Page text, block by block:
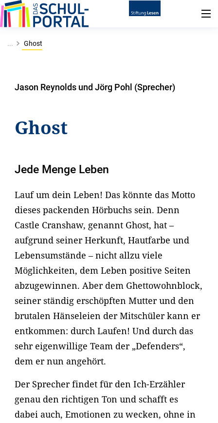
... Ghost
Jason Reynolds und Jörg Pohl (Sprecher)
Ghost
Jede Menge Leben
Lauf um dein Leben! Das könnte das Motto
dieses packenden Hörbuchs sein. Denn
Castle Cranshaw, genannt Ghost, hat –
aufgrund seiner Herkunft, Hautfarbe und
Lebensumstände – nicht allzu viele
Möglichkeiten, dem Leben positive Seiten
abzugewinnen. Aber dem Ghettowohnblock,
seiner ständig erschöpften Mutter und den
brutalen Hänseleien der Mitschüler kann er
entkommen: durch Laufen! Und durch das
sehr eigenwillige Team der „Defenders“,
dem er nun angehört.
Der Sprecher findet für den Ich-Erzähler
genau den richtigen Ton und schafft es
dabei auch, Emotionen zu wecken, ohne in